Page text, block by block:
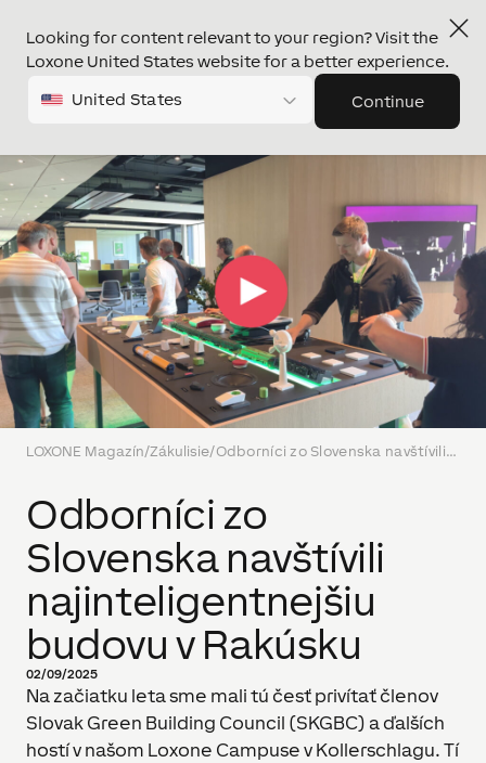
Looking for content relevant to your region? Visit the
Loxone United States website for a better experience.
United States Continue
LOXONE Magazín/Zákulisie/ Odborníci zo Slovenska navštívili najinteligentnejšiu budovu v Rakúsku
Odborníci zo
Slovenska navštívili
najinteligentnejšiu
budovu v Rakúsku
02/09/2025
Na začiatku leta sme mali tú česť privítať členov
Slovak Green Building Council (SKGBC) a ďalších
hostí v našom Loxone Campuse v Kollerschlagu. Tí